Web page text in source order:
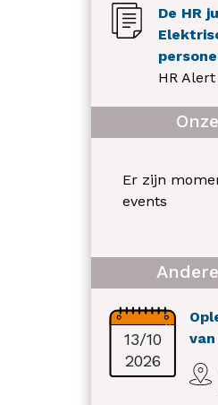
De HR
HR Alert
Er zijn
events
13/10
2026
van